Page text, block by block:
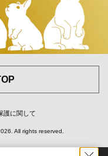
護に関して
. All rights reserved.